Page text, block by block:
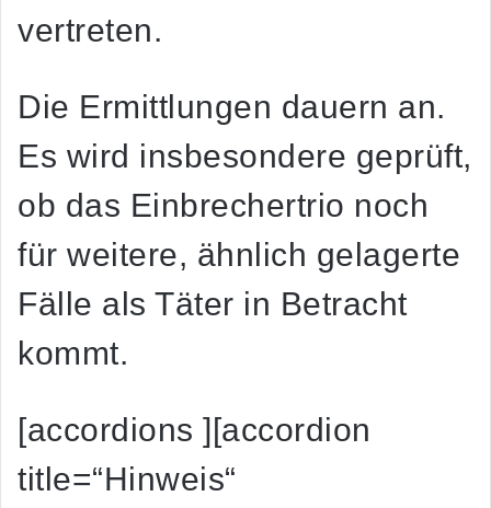
vertreten.
Die Ermittlungen dauern an.
Es wird insbesondere geprüft,
ob das Einbrechertrio noch
für weitere, ähnlich gelagerte
Fälle als Täter in Betracht
kommt.
[accordions ][accordion
title=“Hinweis“